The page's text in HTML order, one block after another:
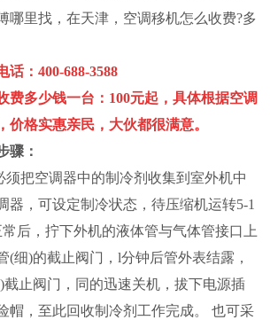
哪里找，在天津，空调移机怎么收费?多
：400-688-3588
多少钱一台：100元起，具体根据空调
价格实惠亲民，大伙都很满意。
：
把空调器中的制冷剂收集到室外机中
器，可设定制冷状态，待压缩机运转5-1
后，拧下外机的液体管与气体管接口上
(细)的截止阀门，l分钟后管外表结露，
截止阀门，同的迅速关机，拔下电源插
帽，至此回收制冷剂工作完成。 也可采